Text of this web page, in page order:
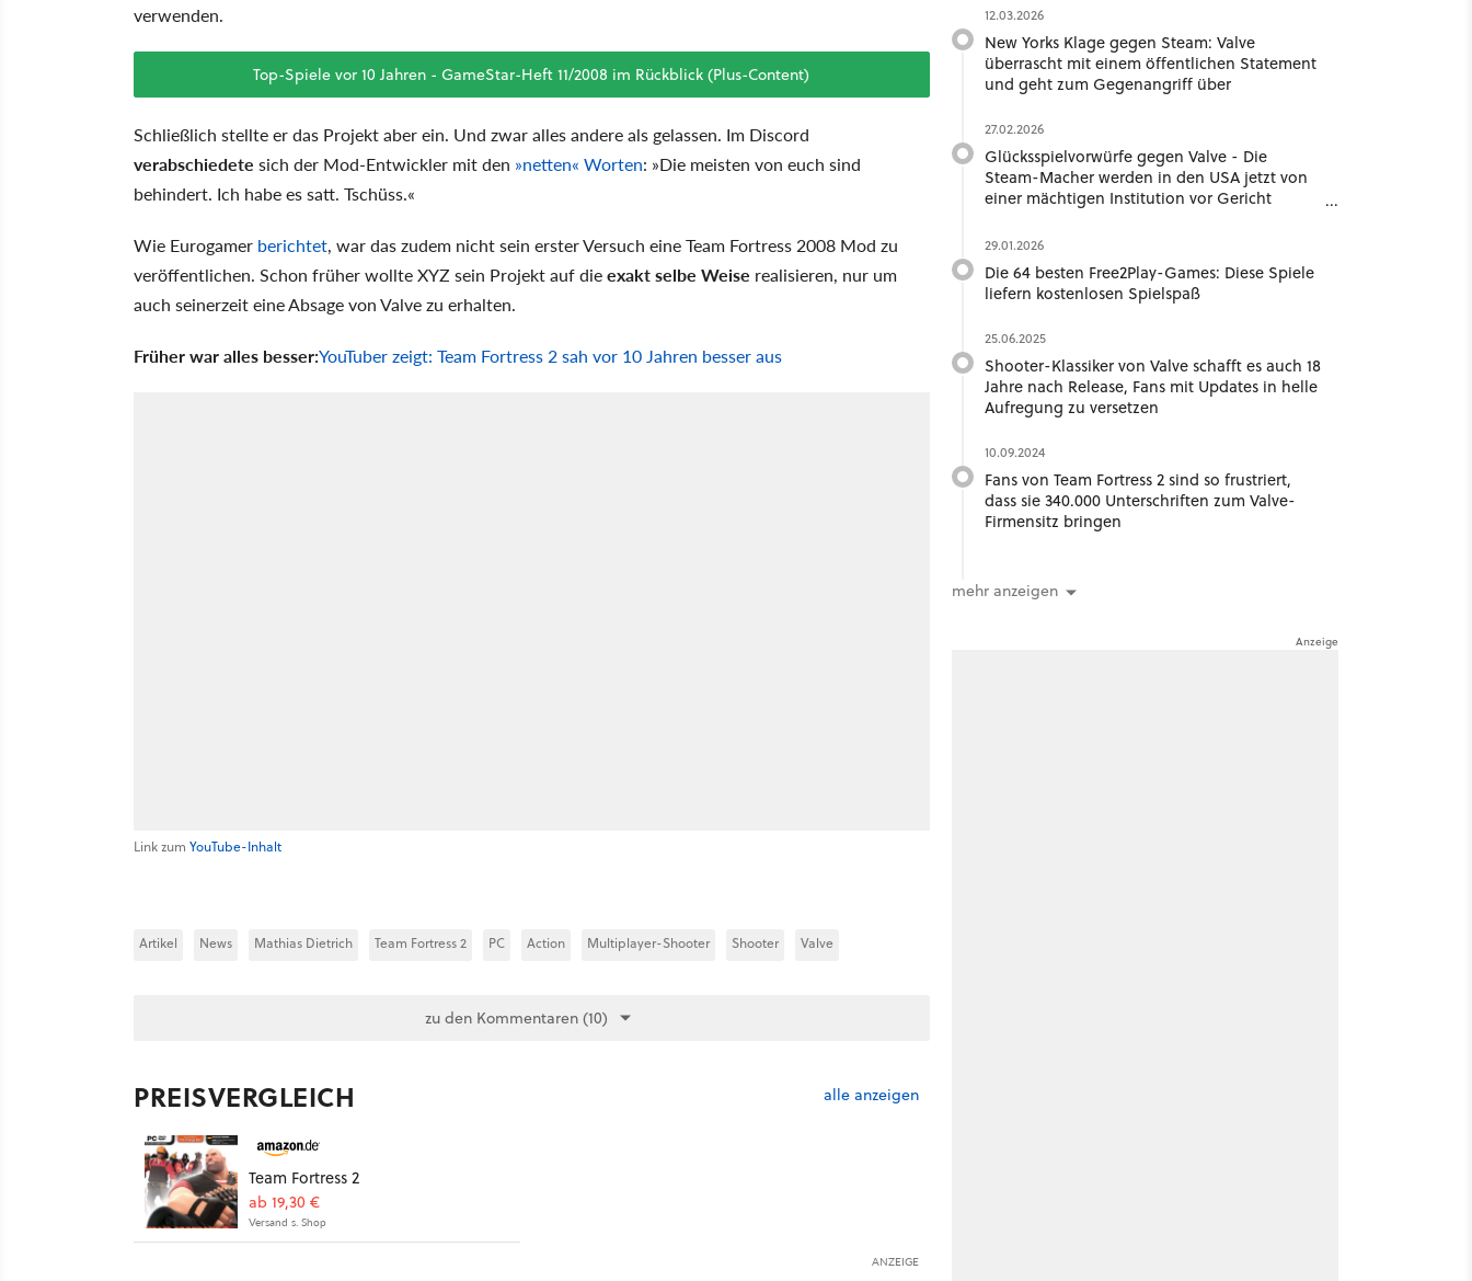
verwenden.
Top-Spiele vor 10 Jahren - GameStar-Heft 11/2008 im Rückblick (Plus-Content)
Schließlich stellte er das Projekt aber ein. Und zwar alles andere als gelassen. Im Discord
verabschiedete sich der Mod-Entwickler mit den »netten« Worten: »Die meisten von euch sind
behindert. Ich habe es satt. Tschüss.«
Wie Eurogamer berichtet, war das zudem nicht sein erster Versuch eine Team Fortress 2008 Mod zu
veröffentlichen. Schon früher wollte XYZ sein Projekt auf dieexakt selbe Weise realisieren, nur um
auch seinerzeit eine Absage von Valve zu erhalten.
Früher war alles besser:YouTuber zeigt: Team Fortress 2 sah vor 10 Jahren besser aus
Link zum YouTube-Inhalt
Artikel News Mathias Dietrich Team Fortress 2 PC Action Multiplayer-Shooter Shooter Valve
zu den Kommentaren (10)
PREISVERGLEICH alle anzeigen
Team Fortress 2
ab 19,30 €
Versand s. Shop
ANZEIGE
12.03.2026
New Yorks Klage gegen Steam: Valve
überrascht mit einem öffentlichen Statement
und geht zum Gegenangriff über
27.02.2026
Glücksspielvorwürfe gegen Valve - Die
Steam-Macher werden in den USA jetzt von
einer mächtigen Institution vor Gericht
29.01.2026
Die 64 besten Free2Play-Games: Diese Spiele
liefern kostenlosen Spielspaß
25.06.2025
Shooter-Klassiker von Valve schafft es auch 18
Jahre nach Release, Fans mit Updates in helle
Aufregung zu versetzen
10.09.2024
Fans von Team Fortress 2 sind so frustriert,
dass sie 340.000 Unterschriften zum Valve-
Firmensitz bringen
mehr anzeigen